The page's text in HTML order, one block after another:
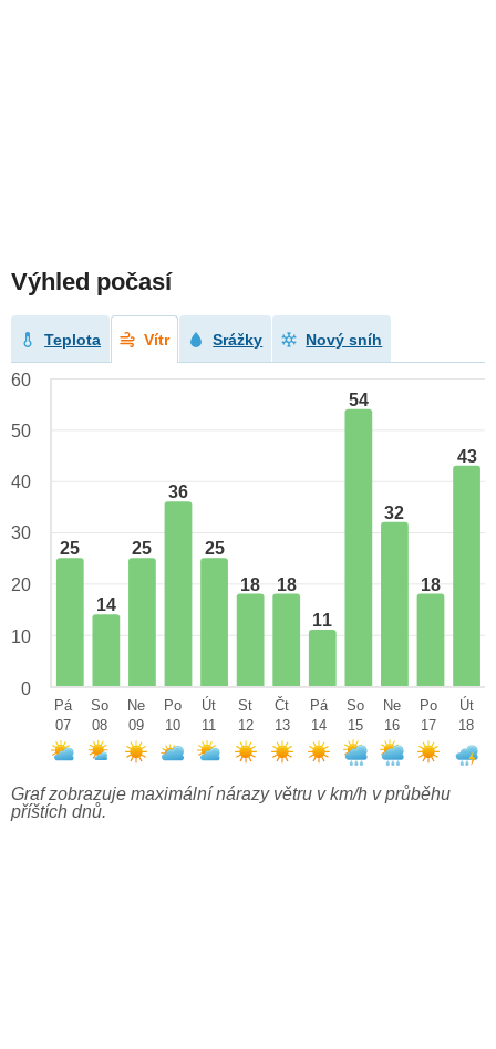
Výhled počasí
Teplota Vítr Srážky Nový sníh
25
14
25
36
25
18
18
11
54
32
18
43
60
50
40
30
20
10
0
Pá
07
So
08
Ne
09
Po
10
Út
11
St
12
Čt
13
Pá
14
So
15
Ne
16
Po
17
Út
18
Graf zobrazuje maximální nárazy větru v km/h v průběhu
příštích dnů.